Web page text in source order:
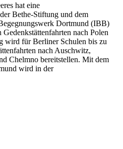
hat eine
Bethe-Stiftung und dem
Dortmund (IBB)
nach Polen
wird für Berliner Schulen bis zu
nach Auschwitz,
Chelmno bereitstellen. Mit dem
wird in der